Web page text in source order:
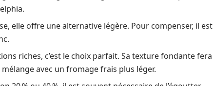
elle offre une alternative légère. Pour compenser, il est
riches, c’est le choix parfait. Sa texture fondante fera
avec un fromage frais plus léger.